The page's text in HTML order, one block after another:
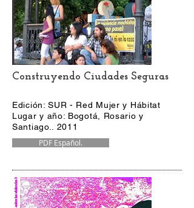
Construyendo Ciudades Seguras
Edición: SUR - Red Mujer y Hábitat
Lugar y año: Bogotá, Rosario y
Santiago.. 2011
PDF Español.